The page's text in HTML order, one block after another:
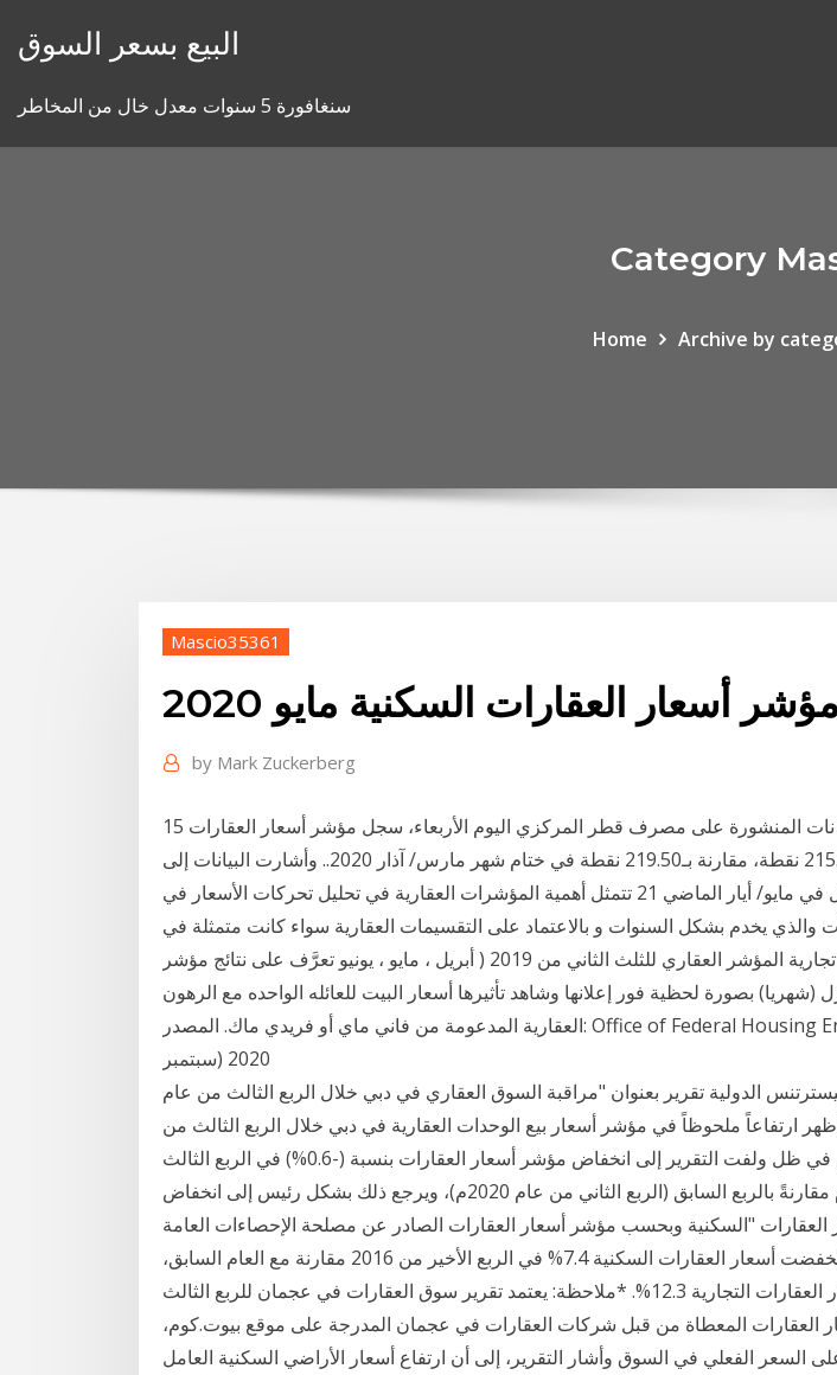
البيع بسعر السوق
سنغافورة 5 سنوات معدل خال من المخاطر
Category
Home Archive by
Mascio35361
مؤشر أسعار العقارات السكنية مايو 2020
by Mark Zuckerberg
15 تموز (يوليو) 2020 نات المنشورة على مصرف قطر المركزي اليوم الأربعاء، سجل مؤشر أسعار العقارات
حزيران السابق 215.28 نقطة، مقارنة بـ219.50 نقطة في ختام شهر مارس/ آذار 2020.. وأشارت البيانات إلى
أن المؤشر سجل في مايو/ أيار الماضي 21 تتمثل أهمية المؤشرات العقارية في تحليل تحركات الأسعار في
والذي يخدم بشكل السنوات و بالاعتماد على التقسيمات العقارية سواء كانت متمثلة في
عقارات سكنية ، تجارية المؤشر العقاري للثلث الثاني من 2019 ( أبريل ، مايو ، يونيو تعرَّف على نتائج مؤشر
(شهريا) بصورة لحظية فور إعلانها وشاهد تأثيرها أسعار البيت للعائله الواحده مع الرهون
العقارية المدعومة من فاني ماي أو فريدي ماك. المصدر: Office of Federal Housing Ente. 24 نوفمبر
2020 (سبتمبر
الدولية تقرير بعنوان "مراقبة السوق العقاري في دبي خلال الربع الثالث من عام
أظهر ارتفاعاً ملحوظاً في مؤشر أسعار بيع الوحدات العقارية في دبي خلال الربع الثالث من
العام الحالي، ولكن في ظل ولفت التقرير إلى انخفاض مؤشر أسعار العقارات بنسبة (-0.6%) في الربع الثالث
من عام 2020م مقارنةً بالربع السابق (الربع الثاني من عام 2020م)، ويرجع ذلك بشكل رئيس إلى انخفاض
"السكنية وبحسب مؤشر أسعار العقارات الصادر عن مصلحة الإحصاءات العامة
والمعلومات فقد انخفضت أسعار العقارات السكنية 7.4% في الربع الأخير من 2016 مقارنة مع العام السابق،
بينما هوت أسعار العقارات التجارية 12.3%. *ملاحظة: يعتمد تقرير سوق العقارات في عجمان للربع الثالث
العقارات المعطاة من قبل شركات العقارات في عجمان المدرجة على موقع بيوت.كوم،
على السعر الفعلي في السوق وأشار التقرير، إلى أن ارتفاع أسعار الأراضي السكنية العامل